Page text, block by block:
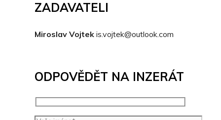
ZADAVATELI
Miroslav Vojtek is.vojtek@outlook.com
ODPOVĚDĚT NA INZERÁT